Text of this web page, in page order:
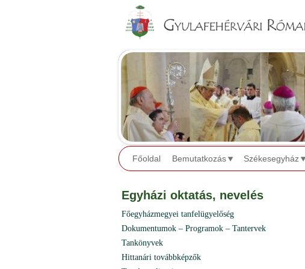
Főoldal Bemutatkozás Székesegyház
Egyházi oktatás, nevelés
Főegyházmegyei tanfelügyelőség
Dokumentumok – Programok – Tantervek
Tankönyvek
Hittanári továbbképzők